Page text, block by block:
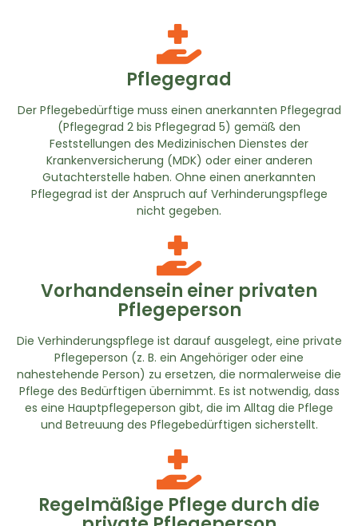
Pflegegrad
Der Pflegebedürftige muss einen anerkannten Pflegegrad
(Pflegegrad 2 bis Pflegegrad 5) gemäß den
Feststellungen des Medizinischen Dienstes der
Krankenversicherung (MDK) oder einer anderen
Gutachterstelle haben. Ohne einen anerkannten
Pflegegrad ist der Anspruch auf Verhinderungspflege
nicht gegeben.
Vorhandensein einer privaten
Pflegeperson
Die Verhinderungspflege ist darauf ausgelegt, eine private
Pflegeperson (z. B. ein Angehöriger oder eine
nahestehende Person) zu ersetzen, die normalerweise die
Pflege des Bedürftigen übernimmt. Es ist notwendig, dass
es eine Hauptpflegeperson gibt, die im Alltag die Pflege
und Betreuung des Pflegebedürftigen sicherstellt.
Regelmäßige Pflege durch die